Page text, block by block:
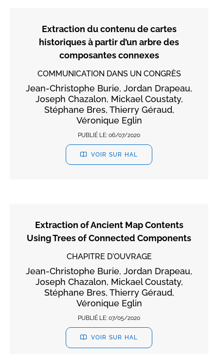
Extraction du contenu de cartes
historiques à partir d’un arbre des
composantes connexes
COMMUNICATION DANS UN CONGRÈS
Jean-Christophe Burie, Jordan Drapeau,
Joseph Chazalon, Mickael Coustaty,
Stéphane Bres, Thierry Géraud,
Véronique Eglin
PUBLIÉ LE: 06/07/2020
VOIR SUR HAL
Extraction of Ancient Map Contents
Using Trees of Connected Components
CHAPITRE D'OUVRAGE
Jean-Christophe Burie, Jordan Drapeau,
Joseph Chazalon, Mickael Coustaty,
Stéphane Bres, Thierry Géraud,
Véronique Eglin
PUBLIÉ LE: 07/05/2020
VOIR SUR HAL